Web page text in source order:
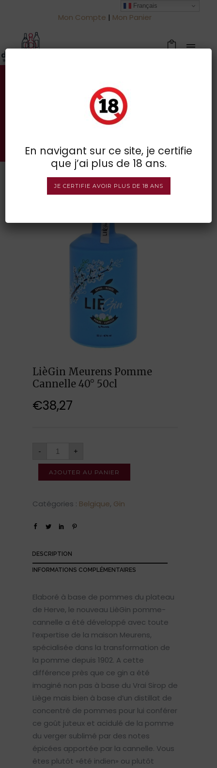
Mon Compte | Mon Panier
Votre spécialiste des vins à
BOUTIQUE EN LIGNE
LièGin Meurens Pomme
Cannelle 40° 50cl
€38,27
- +
AJOUTER AU PANIER
Catégories : Belgique, Gin
DESCRIPTION
INFORMATIONS COMPLÉMENTAIRES
Elaboré à base de pommes du plateau
de Herve, le nouveau LièGin pomme-
cannelle a été développé avec toute
l’expertise de la maison Meurens,
spécialisée dans la transformation de
la pomme depuis 1902. A cette
différence près que ce gin a été
imaginé non pas à base du Vrai Sirop de
Liège mais bien à base d’un distillat de
concentré de pommes pour lui conférer
ce goût juteux et acidulé de la pomme
du verger sublimé par des notes
épicées apportée par la cannelle. Vous
êtes plutôt «été indien» ou plutôt
Français
En navigant sur ce site, je certifie
que j’ai plus de 18 ans.
JE CERTIFIE AVOIR PLUS DE 18 ANS